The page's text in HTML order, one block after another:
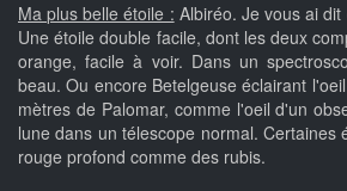
Ma plus belle étoile : Albiréo. Je vous ai
Une étoile double facile, dont les deux
orange, facile à voir. Dans un
beau. Ou encore Betelgeuse éclairant
mètres de Palomar, comme l'oeil d'un
lune dans un télescope normal. Certaines
rouge profond comme des rubis.